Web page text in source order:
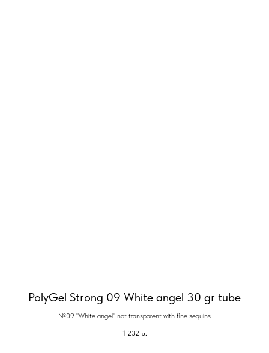
PolyGel Strong 09 White angel 30 gr tube
№09 "White angel" not transparent with fine sequins
1 232 р.